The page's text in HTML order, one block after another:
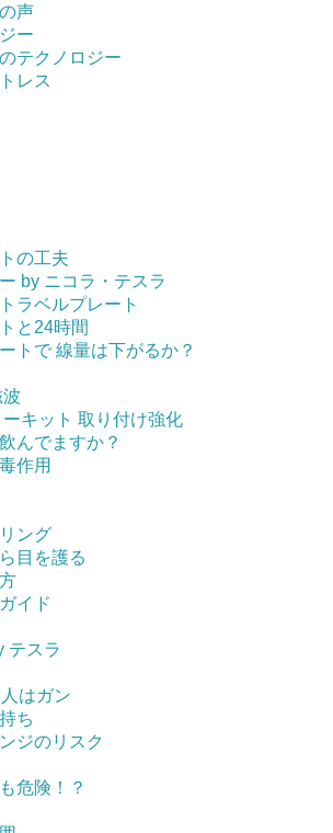
声
ー
テクノロジー
レス
の工夫
by ニコラ・テスラ
ラベルプレート
と24時間
トで 線量は下がるか？
波
ーキット 取り付け強化
んでますか？
作用
ング
目を護る
イド
テスラ
はガン
ち
ジのリスク
危険！？